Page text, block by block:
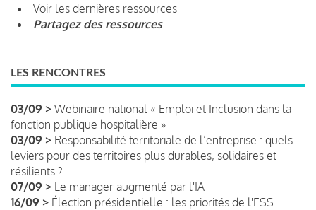
Voir les dernières ressources
Partagez des ressources
LES RENCONTRES
03/09 > Webinaire national « Emploi et Inclusion dans la
fonction publique hospitalière »
03/09 > Responsabilité territoriale de l’entreprise : quels
leviers pour des territoires plus durables, solidaires et
résilients ?
07/09 > Le manager augmenté par l'IA
16/09 > Élection présidentielle : les priorités de l'ESS